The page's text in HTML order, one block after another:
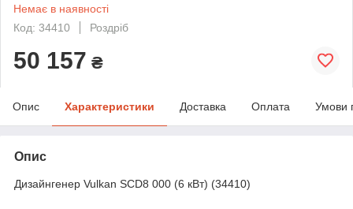
Немає в наявності
Код: 34410
Роздріб
50 157 ₴
Опис Характеристики Доставка Оплата Умови
Опис
Дизайнгенер Vulkan SCD8 000 (6 кВт) (34410)